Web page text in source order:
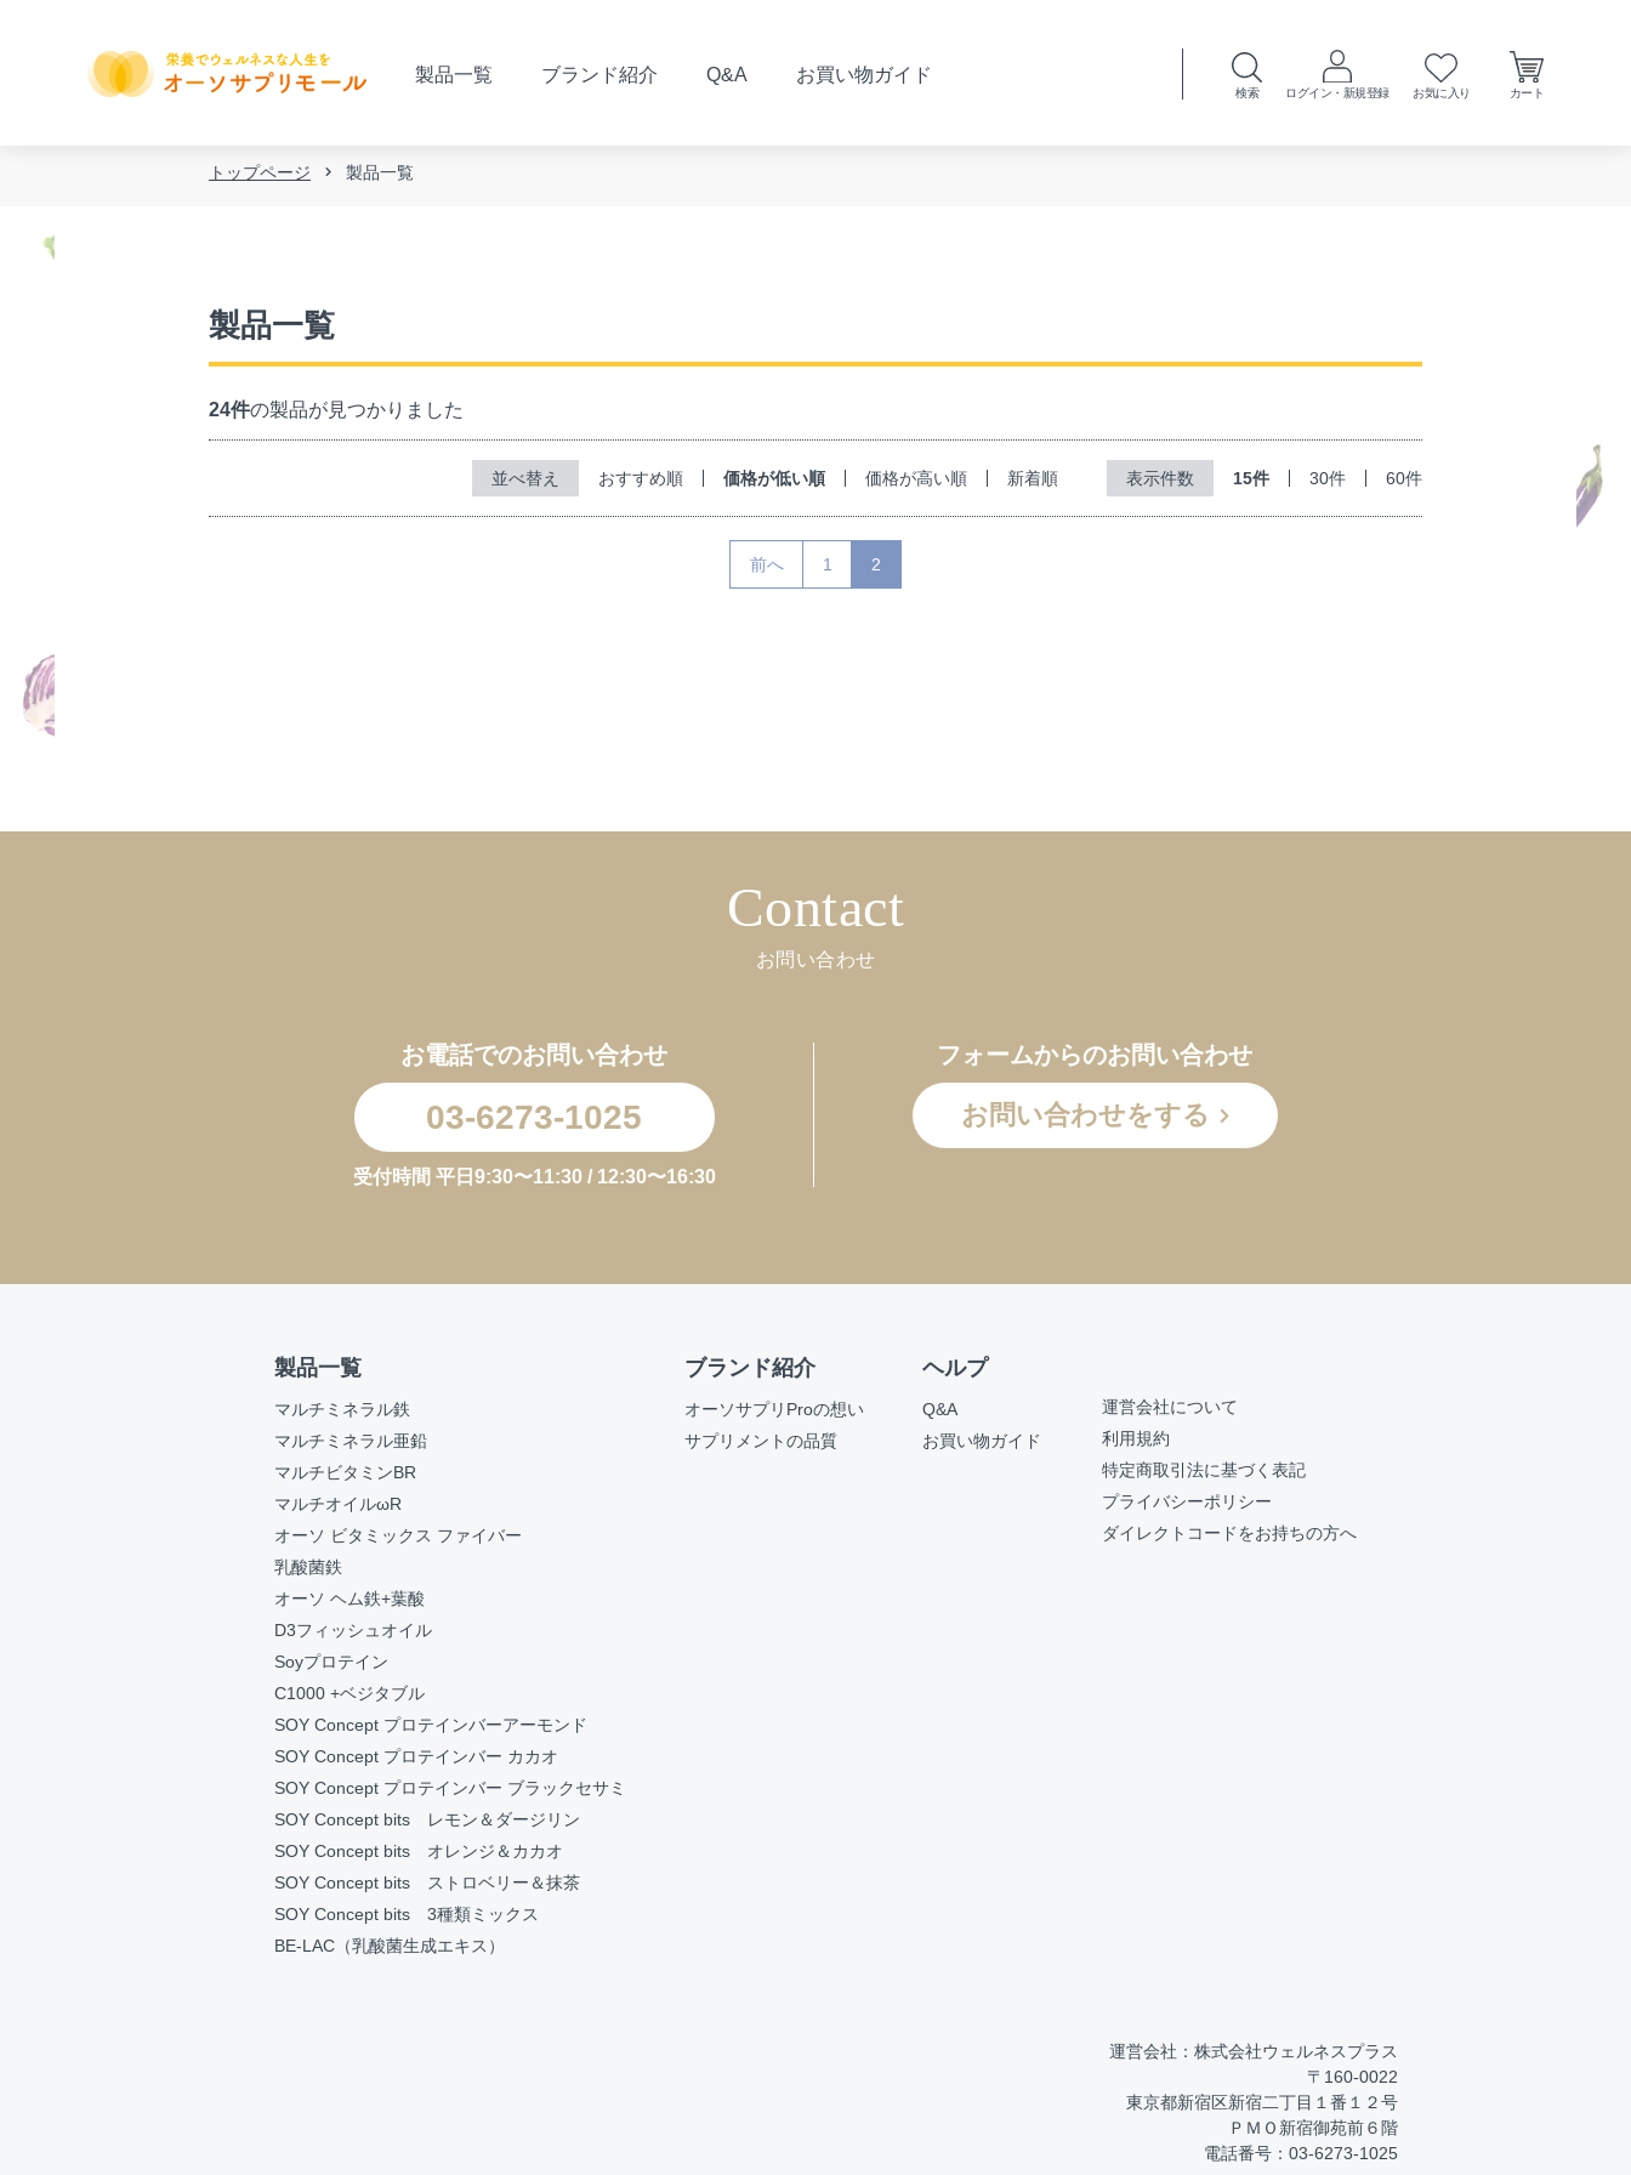
製品一覧 ブランド紹介 Q&A お買い物ガイド
検索 ログイン・新規登録 お気に入り カート
トップページ 製品一覧
製品一覧
24件の製品が見つかりました
おすすめ順 価格が低い順 価格が高い順 新着順 15件 30件 60件
前へ 1 2
Contact
お問い合わせ
お電話でのお問い合わせ
03-6273-1025
受付時間 平日9:30〜11:30 / 12:30〜16:30
フォームからのお問い合わせ
お問い合わせをする
製品一覧
マルチミネラル鉄
マルチミネラル亜鉛
マルチビタミンBR
マルチオイルωR
オーソ ビタミックス ファイバー
乳酸菌鉄
オーソ ヘム鉄+葉酸
D3フィッシュオイル
Soyプロテイン
C1000 +ベジタブル
SOY Concept プロテインバーアーモンド
SOY Concept プロテインバー カカオ
SOY Concept プロテインバー ブラックセサミ
SOY Concept bits レモン＆ダージリン
SOY Concept bits オレンジ＆カカオ
SOY Concept bits ストロベリー＆抹茶
SOY Concept bits 3種類ミックス
BE-LAC（乳酸菌生成エキス）
ブランド紹介
オーソサプリProの想い
サプリメントの品質
ヘルプ
Q&A
お買い物ガイド
運営会社について
利用規約
特定商取引法に基づく表記
プライバシーポリシー
ダイレクトコードをお持ちの方へ
運営会社：株式会社ウェルネスプラス
〒160-0022
東京都新宿区新宿二丁目１番１２号
ＰＭＯ新宿御苑前６階
電話番号：03-6273-1025